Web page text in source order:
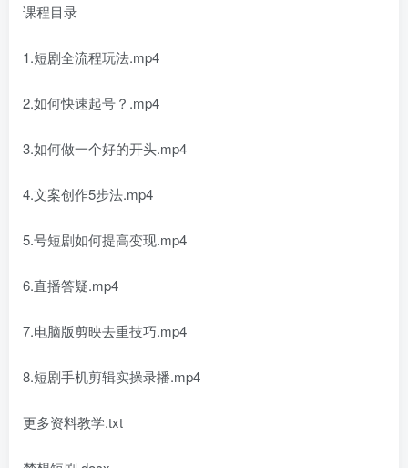
课程目录
1.短剧全流程玩法.mp4
2.如何快速起号？.mp4
3.如何做一个好的开头.mp4
4.文案创作5步法.mp4
5.号短剧如何提高变现.mp4
6.直播答疑.mp4
7.电脑版剪映去重技巧.mp4
8.短剧手机剪辑实操录播.mp4
更多资料教学.txt